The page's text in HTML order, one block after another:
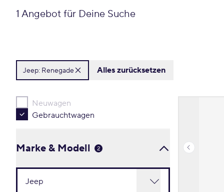
1 Angebot für Deine Suche
Jeep: Renegade Alles zurücksetzen
Neuwagen
Gebrauchtwagen
Marke & Modell 2